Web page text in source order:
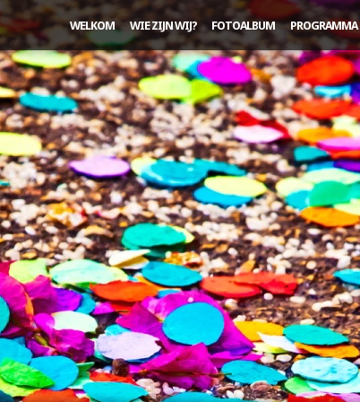
WELKOM WIE ZIJN WIJ? FOTOALBUM PROGRAMMA